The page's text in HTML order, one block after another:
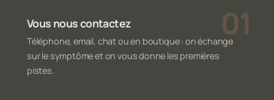
Vous nous contactez
Téléphone, email, chat ou en boutique : on échange
sur le symptôme et on vous donne les premières
pistes.